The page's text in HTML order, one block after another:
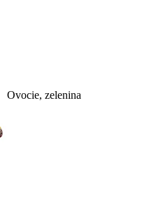
Ovocie, zelenina